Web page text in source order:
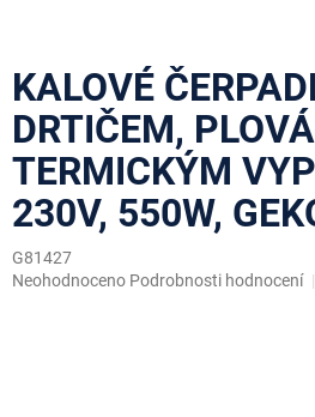
KALOVÉ
DRTIČEM,
TERMICKÝM
230V, 550W,
G81427
Průměrné
Neohodnoceno Podrobnosti hodnocení